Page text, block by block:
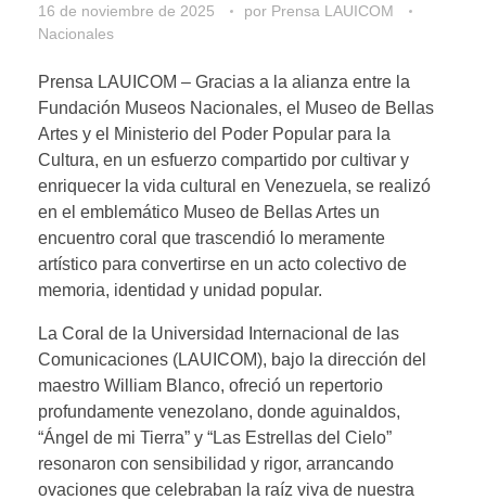
16 de noviembre de 2025 por Prensa LAUICOM
Nacionales
Prensa LAUICOM – Gracias a la alianza entre la
Fundación Museos Nacionales, el Museo de Bellas
Artes y el Ministerio del Poder Popular para la
Cultura, en un esfuerzo compartido por cultivar y
enriquecer la vida cultural en Venezuela, se realizó
en el emblemático Museo de Bellas Artes un
encuentro coral que trascendió lo meramente
artístico para convertirse en un acto colectivo de
memoria, identidad y unidad popular.
La Coral de la Universidad Internacional de las
Comunicaciones (LAUICOM), bajo la dirección del
maestro William Blanco, ofreció un repertorio
profundamente venezolano, donde aguinaldos,
“Ángel de mi Tierra” y “Las Estrellas del Cielo”
resonaron con sensibilidad y rigor, arrancando
ovaciones que celebraban la raíz viva de nuestra